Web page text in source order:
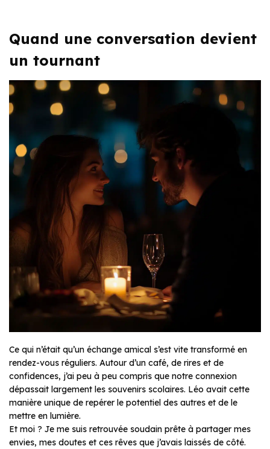
Quand une conversation devient
un tournant
Ce qui n’était qu’un échange amical s’est vite transformé en
rendez-vous réguliers. Autour d’un café, de rires et de
confidences, j’ai peu à peu compris que notre connexion
dépassait largement les souvenirs scolaires. Léo avait cette
manière unique de repérer le potentiel des autres et de le
mettre en lumière.
Et moi ? Je me suis retrouvée soudain prête à partager mes
envies, mes doutes et ces rêves que j’avais laissés de côté.